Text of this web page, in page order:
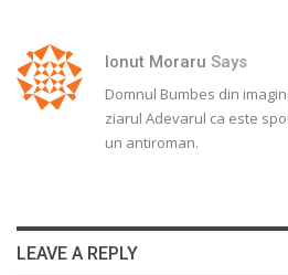
Ionut Moraru Says
Domnul Bumbes din
ziarul Adevarul ca este
un antiroman.
LEAVE A REPLY